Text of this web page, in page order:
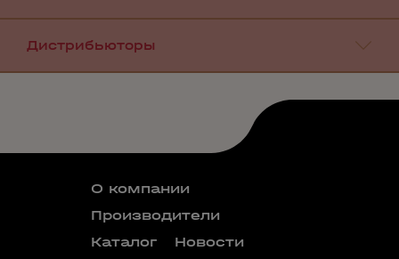
Дистрибьюторы
О компании
Производители
Каталог
Новости